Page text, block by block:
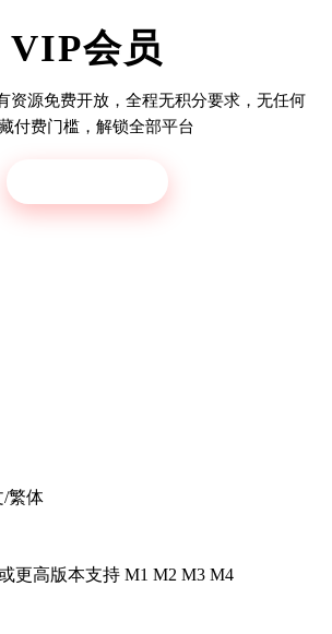
VIP会员
资源免费开放，全程无积分要求，无任何
付费门槛，解锁全部平台
/繁体
更高版本支持 M1 M2 M3 M4